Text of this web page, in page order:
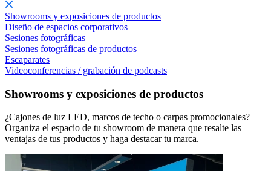
Showrooms y exposiciones de productos
Diseño de espacios corporativos
Sesiones fotográficas
Sesiones fotográficas de productos
Escaparates
Videoconferencias / grabación de podcasts
Showrooms y exposiciones de productos
¿Cajones de luz LED, marcos de techo o carpas promocionales?
Organiza el espacio de tu showroom de manera que resalte las
ventajas de tus productos y haga destacar tu marca.